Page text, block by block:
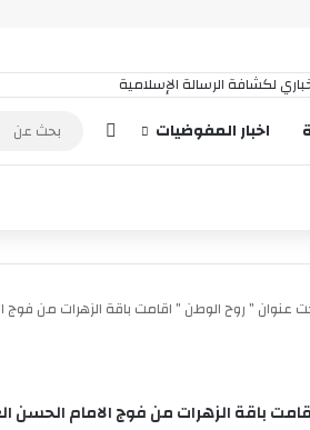
اخبار المفوضيات إضافة عمود
عنوان ” روح الوطن ” اقامت باقة الزهرات من
باقة الزهرات من فوج الامام الحسن